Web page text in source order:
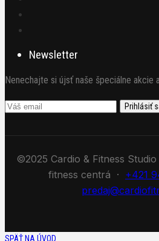
Newsletter
Nenechajte si újsť naše špeciálne akcie
©2025 Cardio & Fitness
fitness centrá · +421
SPÄŤ NA ÚVOD